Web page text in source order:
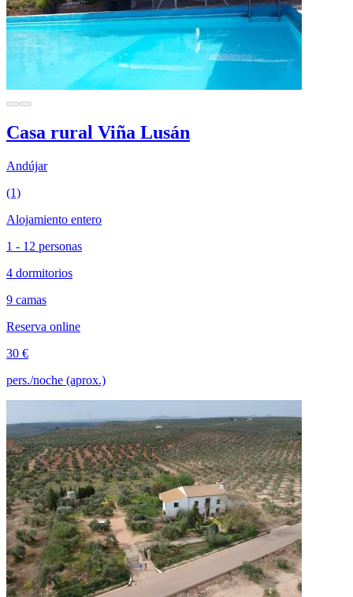
Casa rural Viña Lusán
Andújar
(1)
Alojamiento entero
1 - 12 personas
4 dormitorios
9 camas
Reserva online
30 €
pers./noche (aprox.)